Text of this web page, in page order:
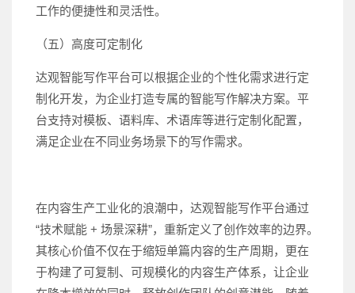
工作的便捷性和灵活性。
（五）高度可定制化
达观智能写作平台可以根据企业的个性化需求进行定
制化开发，为企业打造专属的智能写作解决方案。平
台支持对模板、语料库、术语库等进行定制化配置，
满足企业在不同业务场景下的写作需求。
在内容生产工业化的浪潮中，达观智能写作平台通过
“技术赋能 + 场景深耕”，重新定义了创作效率的边界。
其核心价值不仅在于缩短单篇内容的生产周期，更在
于构建了可复制、可规模化的内容生产体系，让企业